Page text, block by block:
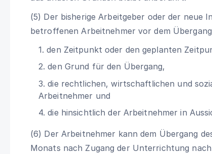
(5) Der bisherige Arbeitgeber oder der neue
betroffenen Arbeitnehmer vor dem
1. den Zeitpunkt oder den geplanten
2. den Grund für den Übergang,
3. die rechtlichen, wirtschaftlichen und
Arbeitnehmer und
4. die hinsichtlich der Arbeitnehmer in
(6) Der Arbeitnehmer kann dem Übergang
Monats nach Zugang der Unterrichtung